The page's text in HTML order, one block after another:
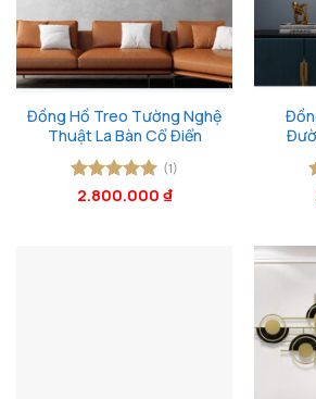
Đồng Hồ Treo Tường Nghệ
Thuật La Bàn Cổ Điển
Được xếp
(1)
2.800.000 ₫